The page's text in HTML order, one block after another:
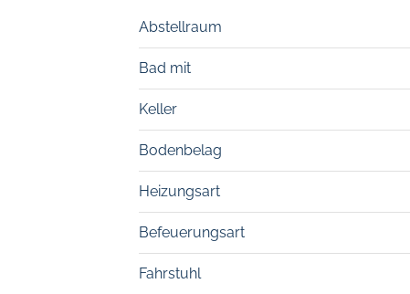
Abstellraum
Bad mit
Keller
Bodenbelag
Heizungsart
Befeuerungsart
Fahrstuhl